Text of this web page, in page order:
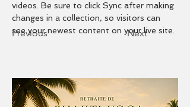
Previous Next
videos. Be sure to click Sync after making
changes in a collection, so visitors can
see your newest content on your live site.